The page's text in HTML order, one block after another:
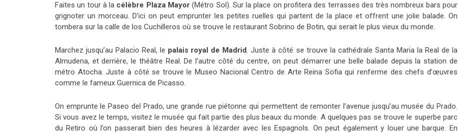
Faites un tour à la célèbre Plaza Mayor(Métro Sol). Sur la place on profitera des terrasses des très nombreux bars pour
grignoter un morceau. D’ici on peut emprunter les petites ruelles qui partent de la place et offrent une jolie balade. On
tombera sur la calle de los Cuchilleros où se trouve le restaurant Sobrino de Botin, qui serait le plus vieux du monde.
Marchez jusqu’au Palacio Real, le palais royal de Madrid. Juste à côté se trouve la cathédrale Santa Maria la Real de la
Almudena, et derrière, le théâtre Real. De l’autre côté du centre, on peut démarrer une belle balade depuis la station de
métro Atocha. Juste à côté se trouve le Museo Nacional Centro de Arte Reina Sofia qui renferme des chefs d’œuvres
comme le fameux Guernica de Picasso.
On emprunte le Paseo del Prado, une grande rue piétonne qui permettent de remonter l’avenue jusqu’au musée du Prado.
Si vous avez le temps, visitez le musée qui fait partie des plus beaux du monde. A quelques pas se trouve le superbe parc
du Retiro où l’on passerait bien des heures à lézarder avec les Espagnols. On peut également y louer une barque. En